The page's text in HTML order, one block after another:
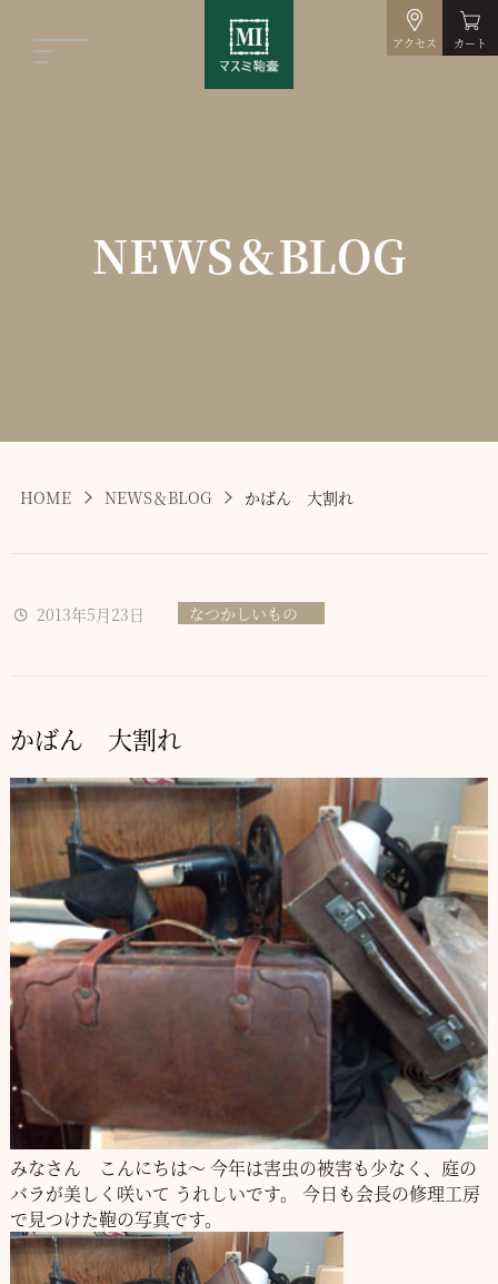
アクセス カート
NEWS＆BLOG
HOME NEWS＆BLOG かばん 大割れ
2013年5月23日 なつかしいもの
かばん 大割れ
みなさん こんにちは～ 今年は害虫の被害も少なく、庭の
バラが美しく咲いて うれしいです。
今日も会長の修理工房
で見つけた鞄の写真です。